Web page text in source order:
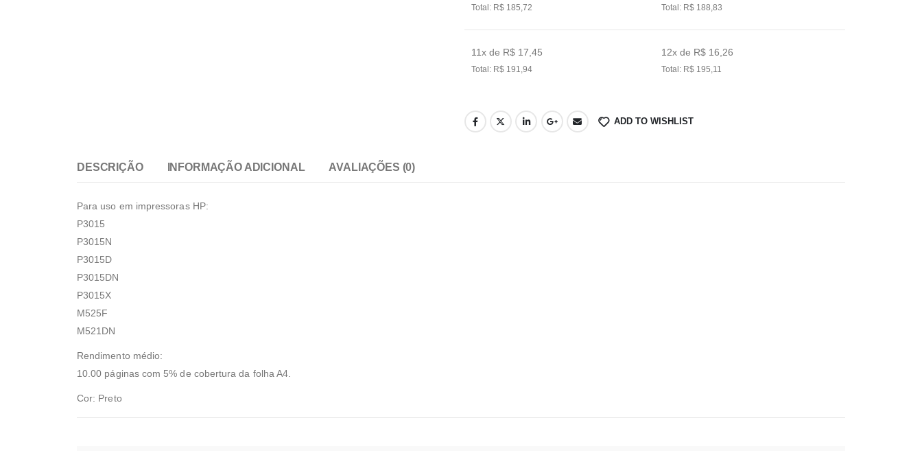
Total: R$ 185,72 Total: R$ 188,83
11x de R$ 17,45
Total: R$ 191,94
12x de R$ 16,26
Total: R$ 195,11
ADD TO WISHLIST
DESCRIÇÃO INFORMAÇÃO ADICIONAL AVALIAÇÕES (0)
Para uso em impressoras HP:
P3015
P3015N
P3015D
P3015DN
P3015X
M525F
M521DN
Rendimento médio:
10.00 páginas com 5% de cobertura da folha A4.
Cor: Preto